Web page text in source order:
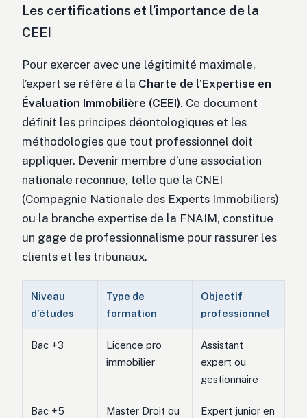
Les certifications et l’importance de la
CEEI
Pour exercer avec une légitimité maximale,
l’expert se réfère à la Charte de l’Expertise en
Évaluation Immobilière (CEEI). Ce document
définit les principes déontologiques et les
méthodologies que tout professionnel doit
appliquer. Devenir membre d’une association
nationale reconnue, telle que la CNEI
(Compagnie Nationale des Experts Immobiliers)
ou la branche expertise de la FNAIM, constitue
un gage de professionnalisme pour rassurer les
clients et les tribunaux.
Niveau
d’études
Type de
formation
Objectif
professionnel
Bac +3
Licence pro
immobilier
Assistant
expert ou
gestionnaire
Bac +5
Master Droit ou
Expert junior en